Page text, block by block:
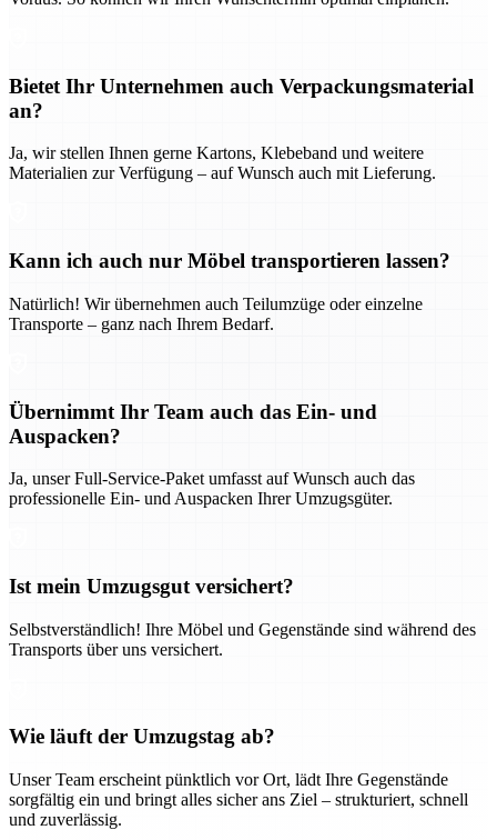
Bietet Ihr Unternehmen auch Verpackungsmaterial
an?
Ja, wir stellen Ihnen gerne Kartons, Klebeband und weitere
Materialien zur Verfügung – auf Wunsch auch mit Lieferung.
Kann ich auch nur Möbel transportieren lassen?
Natürlich! Wir übernehmen auch Teilumzüge oder einzelne
Transporte – ganz nach Ihrem Bedarf.
Übernimmt Ihr Team auch das Ein- und
Auspacken?
Ja, unser Full-Service-Paket umfasst auf Wunsch auch das
professionelle Ein- und Auspacken Ihrer Umzugsgüter.
Ist mein Umzugsgut versichert?
Selbstverständlich! Ihre Möbel und Gegenstände sind während des
Transports über uns versichert.
Wie läuft der Umzugstag ab?
Unser Team erscheint pünktlich vor Ort, lädt Ihre Gegenstände
sorgfältig ein und bringt alles sicher ans Ziel – strukturiert, schnell
und zuverlässig.